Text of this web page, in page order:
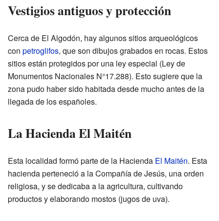
Vestigios antiguos y protección
Cerca de El Algodón, hay algunos sitios arqueológicos
con petroglifos, que son dibujos grabados en rocas. Estos
sitios están protegidos por una ley especial (Ley de
Monumentos Nacionales N°17.288). Esto sugiere que la
zona pudo haber sido habitada desde mucho antes de la
llegada de los españoles.
La Hacienda El Maitén
Esta localidad formó parte de la Hacienda El Maitén. Esta
hacienda perteneció a la Compañía de Jesús, una orden
religiosa, y se dedicaba a la agricultura, cultivando
productos y elaborando mostos (jugos de uva).